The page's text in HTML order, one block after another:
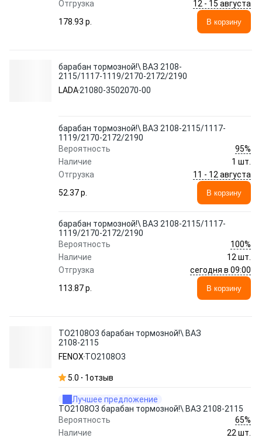
Отгрузка
12 - 15 августа
178.93 p.
В корзину
барабан тормозной!\ ВАЗ 2108-
2115/1117-1119/2170-2172/2190
LADA21080-3502070-00
барабан тормозной!\ ВАЗ 2108-2115/1117-
1119/2170-2172/2190
Вероятность
95%
Наличие
1 шт.
Отгрузка
11 - 12 августа
52.37 p.
В корзину
барабан тормозной!\ ВАЗ 2108-2115/1117-
1119/2170-2172/2190
Вероятность
100%
Наличие
12 шт.
Отгрузка
сегодня в 09:00
113.87 p.
В корзину
TO2108O3 барабан тормозной!\ ВАЗ
2108-2115
FENOX TO2108O3
5.0 1отзыв
Лучшее предложение
TO2108O3 барабан тормозной!\ ВАЗ 2108-2115
Вероятность
65%
Наличие
22 шт.